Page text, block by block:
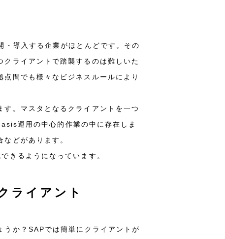
導入する企業がほとんどです。その
ライアントで踏襲するのは難しいた
間でも様々なビジネスルールにより
。マスタとなるクライアントを一つ
運用の中心的作業の中に存在しま
どがあります。
きるようになっています。
ライアント
か？SAPでは簡単にクライアントが